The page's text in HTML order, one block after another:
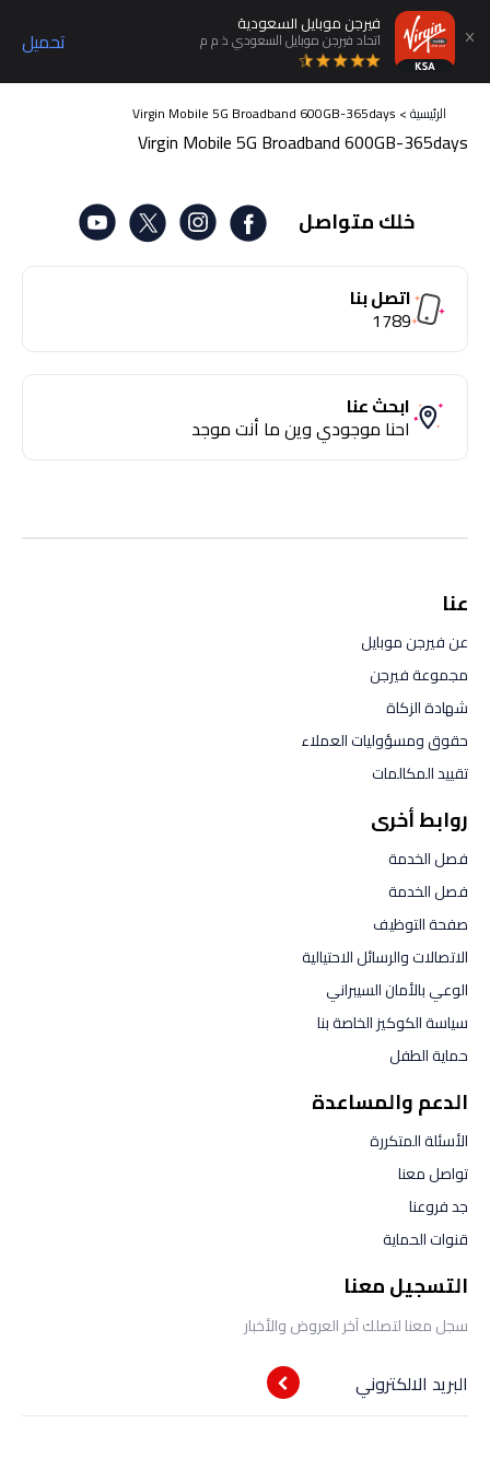
تحميل
فيرجن موبايل السعودية
اتحاد فيرجن موبايل السعودي ذ م م
الرئيسية>
‎Virgin Mobile 5G Broadband 600GB-365days
‎Virgin Mobile 5G Broadband 600GB-365days
خلك متواصل
اتصل بنا
1789
ابحث عنا
احنا موجودي وين ما أنت موجد
عنا
عن فيرجن موبايل
مجموعة فيرجن
شهادة الزكاة
حقوق ومسؤوليات العملاء
تقييد المكالمات
روابط أخرى
فصل الخدمة
فصل الخدمة
صفحة التوظيف
الاتصالات والرسائل الاحتيالية
الوعي بالأمان السيبراني
سياسة الكوكيز الخاصة بنا
حماية الطفل
الدعم والمساعدة
الأسئلة المتكررة
تواصل معنا
جد فروعنا
قنوات الحماية
التسجيل معنا
سجل معنا لتصلك آخر العروض والأخبار
البريد الالكتروني